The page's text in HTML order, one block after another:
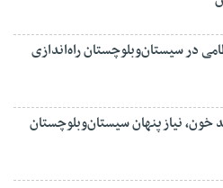
در سیستان‌وبلوچستان راه‌اندازی